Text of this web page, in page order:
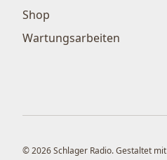
Shop
Wartungsarbeiten
© 2026 Schlager Radio. Gestaltet mit